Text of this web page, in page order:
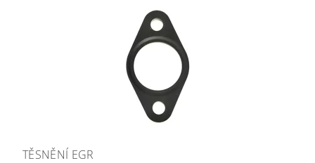
TĚSNĚNÍ EGR